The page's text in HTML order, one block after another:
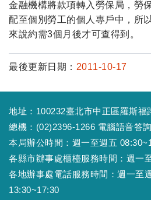
金融機構將款項轉入勞保局，勞
配至個別勞工的個人專戶中，所
來說約需3個月後才可查得到。
最後更新日期： 2011-10-17
地址：100232臺北市中正區羅斯福
總機：(02)2396-1266 電腦語音答
本局辦公時間：週一至週五
各縣市辦事處櫃檯服務時間：週一
各地辦事處電話服務時間：週一至
13:30~17:30